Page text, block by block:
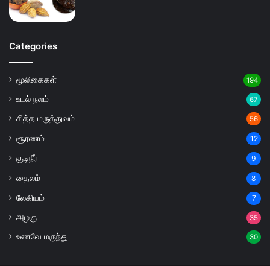
Categories
மூலிகைகள் 194
உடல் நலம் 67
சித்த மருத்துவம் 56
சூரணம் 12
குடிநீர் 9
தைலம் 8
லேகியம் 7
அழகு 35
உணவே மருந்து 30